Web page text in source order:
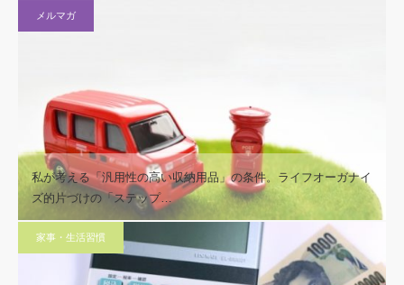
メルマガ
私が考える「汎用性の高い収納用品」の条件。ライフオーガナイ
ズ的片づけの「ステップ…
家事・生活習慣